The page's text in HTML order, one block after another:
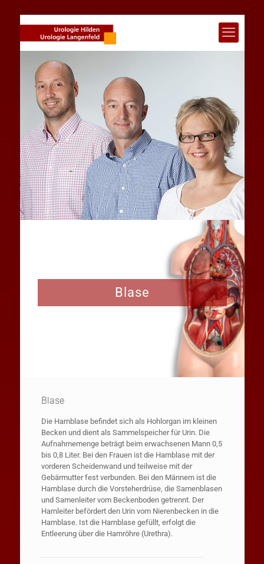
Urologie in Hilden
Drei Ärzte: Gunther Weck, Dr. med. Jörn
Blase
Blase
Die Harnblase befindet sich als Hohlorgan im kleinen
Becken und dient als Sammelspeicher für Urin. Die
Aufnahmemenge beträgt beim erwachsenen Mann 0,5
bis 0,8 Liter. Bei den Frauen ist die Harnblase mit der
vorderen Scheidenwand und teilweise mit der
Gebärmutter fest verbunden. Bei den Männern ist die
Harnblase durch die Vorsteherdrüse, die Samenblasen
und Samenleiter vom Beckenboden getrennt. Der
Harnleiter befördert den Urin vom Nierenbecken in die
Harnblase. Ist die Harnblase gefüllt, erfolgt die
Entleerung über die Harnröhre (Urethra).